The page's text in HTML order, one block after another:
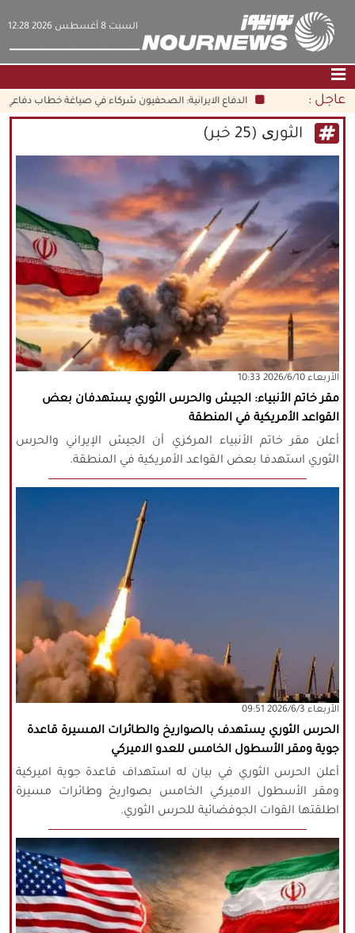
‫السبت‬ 8 أغسطس 2026 12:28
الصفحة الرئيسية|التواصل معنا|من نحن
عناوين الأخبار
الثقافة والمجتمع
اقتصاد
سياسة
الوسائط المتعددة
|فارسي|
English
| العربيه|
|עברית|
русский|中文
|
كافة الحقوق محفوظة لموقع نورنيوز
يُرجى ذكر المصدر عند نقل أي موضوع عن
موقعنا
عاجل : الدفاع الايرانية: الصحفيون شركاء في صياغة خطاب دفاعي شامل
الثوری (25 خبر)
‫‫الأربعاء‬‬ 2026/6/10 10:33
مقر خاتم الأنبياء: الجيش والحرس الثوري يستهدفان بعض
القواعد الأمريكية في المنطقة
أعلن مقر خاتم الأنبياء المركزي أن الجيش الإيراني والحرس
الثوري استهدفا بعض القواعد الأمريكية في المنطقة.
‫‫الأربعاء‬‬ 2026/6/3 09:51
الحرس الثوري يستهدف بالصواريخ والطائرات المسيرة قاعدة
جوية ومقر الأسطول الخامس للعدو الاميركي
أعلن الحرس الثوري في بيان له استهداف قاعدة جوية اميركية
ومقر الأسطول الاميركي الخامس بصواريخ وطائرات مسيرة
اطلقتها القوات الجوفضائية للحرس الثوري.